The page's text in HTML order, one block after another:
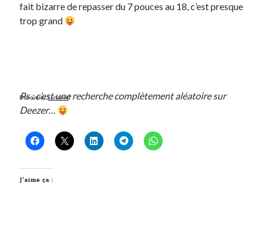
On parle de quoi ?
Engagé
Geek
Humeur
Lectures
Lyon
Lyon à Livre Ouvert
fait bizarre de repasser du 7 pouces au 18, c’est presque
trop grand
DécouvrezLunabee!
Ps : c’est une recherche complètement aléatoire sur
Deezer…
J’aime ça :